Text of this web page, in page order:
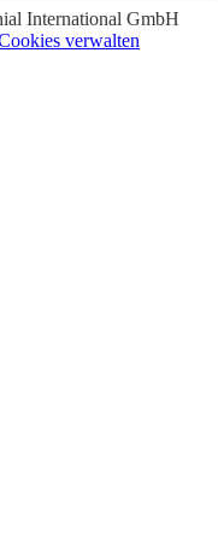
International GmbH
verwalten